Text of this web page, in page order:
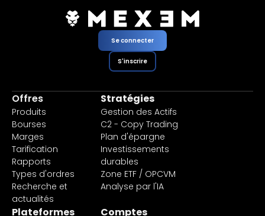
Se connecter
S'inscrire
Offres
Produits
Bourses
Marges
Tarification
Rapports
Types d'ordres
Recherche et
actualités
Stratégies
Gestion des Actifs
C2 - Copy Trading
Plan d'épargne
Investissements
durables
Zone ETF / OPCVM
Analyse par l'IA
Plateformes Comptes